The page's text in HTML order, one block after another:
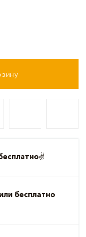
✌️
бесплатно